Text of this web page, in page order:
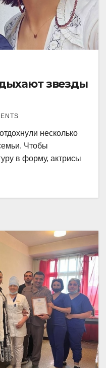
звезды
несколько
Чтобы
в форму, актрисы